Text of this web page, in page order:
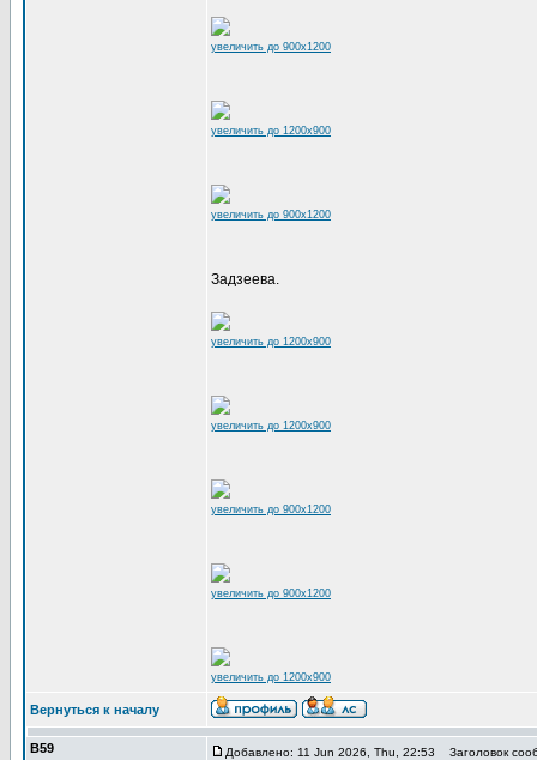
увеличить до 900x1200
увеличить до 1200x900
увеличить до 900x1200
Задзеева.
увеличить до 1200x900
увеличить до 1200x900
увеличить до 900x1200
увеличить до 900x1200
увеличить до 1200x900
Вернуться к началу
В59 Добавлено: 11 Jun 2026, Thu, 22:53 Заголовок